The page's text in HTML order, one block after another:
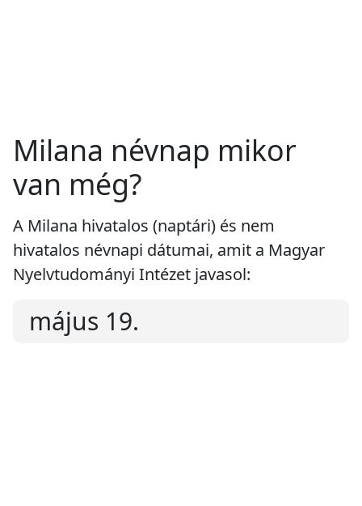
Milana névnap mikor
van még?
A Milana hivatalos (naptári) és nem
hivatalos névnapi dátumai, amit a Magyar
Nyelvtudományi Intézet javasol:
május 19.